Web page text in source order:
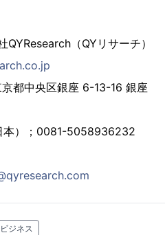
（QYリサーチ）
都中央区銀座 6-13-16 銀座
）；0081-5058936232
ジネス